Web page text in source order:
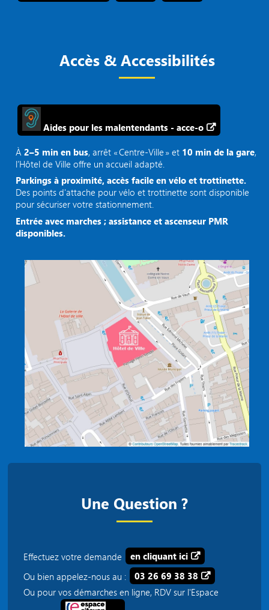
Accès & Accessibilités
Aides pour les malentendants - acce-o
À2–5 min en bus, arrêt « Centre‑Ville » et 10 min de la gare,
l’Hôtel de Ville offre un accueil adapté.
Parkings à proximité, accès facile en vélo et trottinette.
Des points d'attache pour vélo et trottinette sont disponible
pour sécuriser votre stationnement.
Entrée avec marches ; assistance et ascenseur PMR
disponibles.
Une Question ?
Effectuez votre demande
en cliquant ici
Ou bien appelez-nous au :
03 26 69 38 38
Ou pour vos démarches en ligne, RDV sur l'Espace